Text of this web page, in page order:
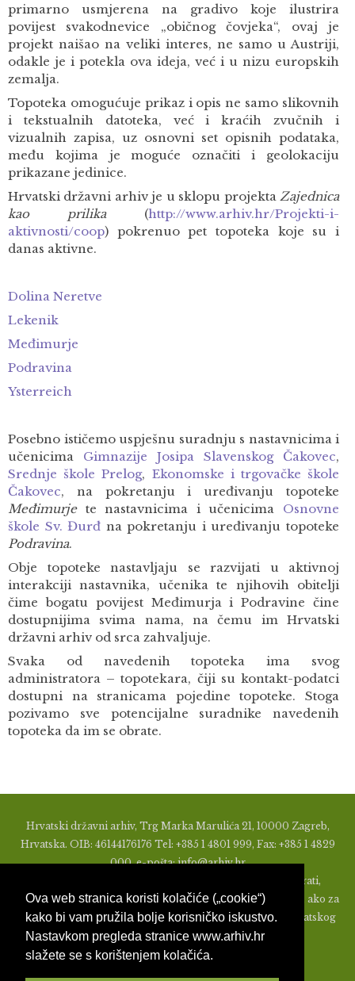
Ova web stranica koristi kolačiće („cookie“)
kako bi vam pružila bolje korisničko iskustvo.
Nastavkom pregleda stranice www.arhiv.hr
slažete se s korištenjem kolačića.
primarno usmjerena na gradivo koje ilustrira
povijest svakodnevice „običnog čovjeka“, ovaj je
projekt naišao na veliki interes, ne samo u Austriji,
odakle je i potekla ova ideja, već i u nizu europskih
zemalja.
Topoteka omogućuje prikaz i opis ne samo slikovnih
i tekstualnih datoteka, već i kraćih zvučnih i
vizualnih zapisa, uz osnovni set opisnih podataka,
među kojima je moguće označiti i geolokaciju
prikazane jedinice.
Hrvatski državni arhiv je u sklopu projekta Zajednica
kao prilika (http://www.arhiv.hr/Projekti-i-
aktivnosti/coop) pokrenuo pet topoteka koje su i
danas aktivne.
Dolina Neretve
Lekenik
Međimurje
Podravina
Ysterreich
Posebno ističemo uspješnu suradnju s nastavnicima i
učenicima Gimnazije Josipa Slavenskog Čakovec,
Srednje škole Prelog, Ekonomske i trgovačke škole
Čakovec, na pokretanju i uređivanju topoteke
Međimurjete nastavnicima i učenicima Osnovne
škole Sv. Đurđ na pokretanju i uređivanju topoteke
Podravina.
Obje topoteke nastavljaju se razvijati u aktivnoj
interakciji nastavnika, učenika te njihovih obitelji
čime bogatu povijest Međimurja i Podravine čine
dostupnijima svima nama, na čemu im Hrvatski
državni arhiv od srca zahvaljuje.
Svaka od navedenih topoteka ima svog
administratora – topotekara, čiji su kontakt-podatci
dostupni na stranicama pojedine topoteke. Stoga
pozivamo sve potencijalne suradnike navedenih
topoteka da im se obrate.
Hrvatski državni arhiv, Trg Marka Marulića 21, 10000 Zagreb,
Hrvatska. OIB: 46144176176 Tel: +385 1 4801 999, Fax: +385 1 4829
000, e-pošta: info@arhiv.hr
Zabranjeno je u bilo kojem obliku objavljivati, distribuirati,
mijenjati ili na ikoji način koristiti materijale s ovih stranica, ako za
to nije prethodno izdato pismeno odobrenje od strane Hrvatskog
državnog arhiva.